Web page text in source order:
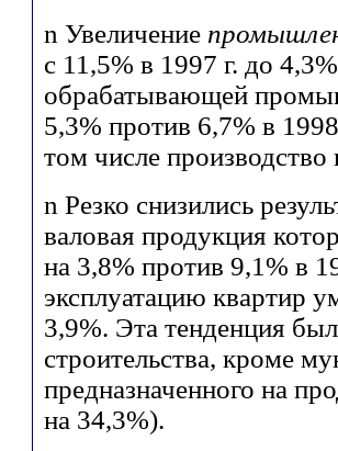
n Увеличение
с 11,5% в 1997 г. до
обрабатывающей
5,3% против 6,7% в
том числе производство
n Резко снизились
валовая продукция
на 3,8% против 9,1% в
эксплуатацию квартир
3,9%. Эта тенденция
строительства, кроме
предназначенного на
на 34,3%).